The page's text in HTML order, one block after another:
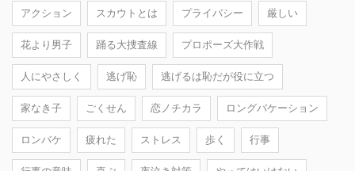
アクション スカウトとは プライバシー 厳しい
花より男子 踊る大捜査線 プロポーズ大作戦
人にやさしく 逃げ恥 逃げるは恥だが役に立つ
家なき子 ごくせん 恋ノチカラ ロングバケーション
ロンバケ 疲れた ストレス 歩く 行事